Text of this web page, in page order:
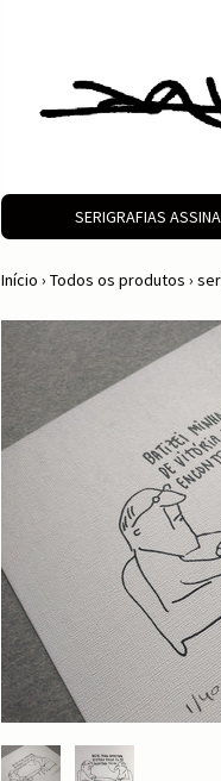
SERIGRAFIAS
Início › Todos os produtos ›